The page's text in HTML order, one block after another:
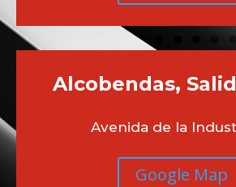
Alcobendas,
Avenida de la
Google Map